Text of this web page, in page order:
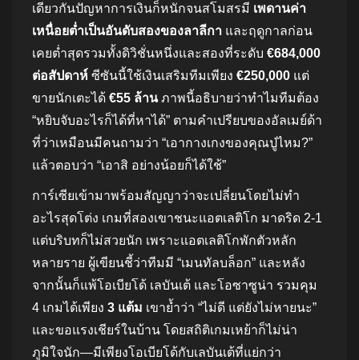
เดียวกันปัญหาการเงินก็หนักจนสโมสรมี เพดานค่า
เหนื่อยต่ำเป็นอันดับสองของลาลีกา และฤดูกาลก่อน
เคยต่ำสุดรวมทั้งดิวิชั่นหนึ่งและสองที่ระดับ €684,000
ต่อสัปดาห์ ซีซันนี้ใช้เงินเสริมทีมเพียง €250,000 แต่
ขายนักเตะได้ €55 ล้านภาพนี้อธิบายว่าทำไมทีมต้อง
“หยิบจับอะไรก็ได้ที่หาได้” ตามคำเปรียบของอัลเมย์ด้า
ที่ว่าเหมือนมีคนถามว่า “เอากางเกงของคุณปู่ไหม?”
แล้วตอบว่า “เอาสิ อย่างน้อยก็ได้ใช้”
การ์เซียเข้ามาพร้อมสัญญาว่าจะเปลี่ยนโดยไม่ทำ
อะไรสุดโต่ง เกมที่สองเขาชนะแอตเลติโก มาดริด 2-1
แต่บริบทก็ไม่สวยนัก เพราะแอตเลติโกพักตัวหลัก
หลายราย ผู้เขียนชี้ว่าทีมมี “เมนทัลบล็อก” และหลัง
จากนั้นก็แพ้โอเบียโด้ เลบันเต้ และโอซาซูน่า รวมคุม
4 เกมได้เพียง 3 แต้ม เขาย้ำว่า “ไม่ดี แต่ยังไม่หายนะ”
และขอแรงเชียร์ในบ้าน โดยสถิติเกมเหย้าก็ไม่น่า
ภูมิใจนัก—มีเพียงโอเบียโด้กับเลบันเต้ที่แย่กว่า